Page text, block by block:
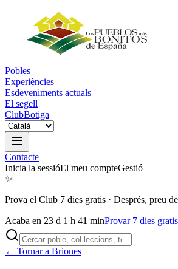
Pobles
Experiències
Esdeveniments actuals
El segell
ClubBotiga
Contacte
Inicia la sessióEl meu compteGestió
✨
Prova el Club 7 dies gratis · Després, preu
Acaba en 23 d 1 h 41 minProvar 7 dies gratis
← Tornar a Briones